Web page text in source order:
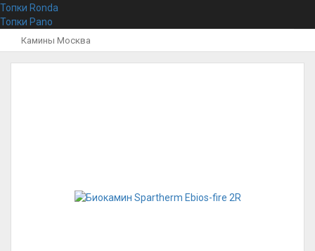
Топки Ronda
Топки Pano
Камины Москва